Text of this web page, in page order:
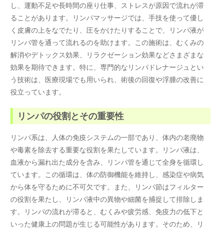
し、運動不足や長時間の座り仕事、ストレスが原因で流れが滞
ることがあります。リンパマッサージでは、手技を使って優し
く皮膚の上をなでたり、圧をかけたりすることで、リンパ液が
リンパ管を通って流れるのを助けます。この施術は、むくみの
解消やデトックス効果、リラクゼーション効果などさまざまな
効果を期待できます。特に、専門的なリンパドレナージュとい
う技術は、医療現場でも用いられ、術後の回復や浮腫の改善に
役立っています。
リンパの役割とその重要性
リンパ系は、人体の免疫システムの一部であり、体内の老廃物
や毒素を除去する重要な役割を果たしています。リンパ液は、
血液から漏れ出た成分を含み、リンパ管を通じて全身を循環し
ています。この循環は、体の防御機能を維持し、感染症や病気
から体を守るために不可欠です。また、リンパ節はフィルター
の役割を果たし、リンパ液中の異物や細菌を捕捉して排除しま
す。リンパの流れが滞ると、むくみや疲労感、免疫力の低下と
いった健康上の問題が生じる可能性があります。そのため、リ